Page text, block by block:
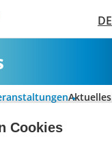
DE
Aktuelles
Cookies